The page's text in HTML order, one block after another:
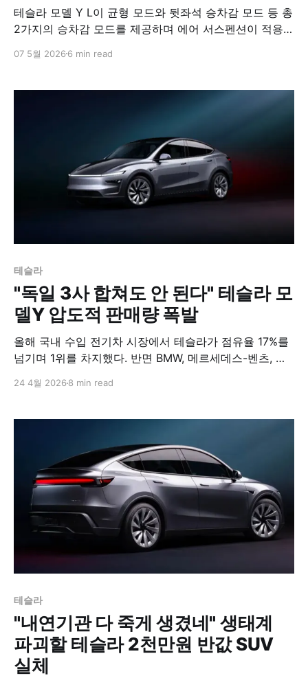
테슬라 모델 Y L이 균형 모드와 뒷좌석 승차감 모드 등 총
2가지의 승차감 모드를 제공하며 에어 서스펜션이 적용된
주행 테스트에서 과속 방지턱과 불쾌한 거친 노면을 지날
드러운 주행감 개선을 보여줬다.
07 5월 2026 6 min read
테슬라
"독일 3사 합쳐도 안 된다" 테슬라 모
델Y 압도적 판매량 폭발
올해 국내 수입 전기차 시장에서 테슬라가 점유율 17%를
넘기며 1위를 차지했다. 반면 BMW, 메르세데스-벤츠, 아
로 나타났다. 특히 테슬라 '모델Y' 단일 차종의 판매량이
24 4월 2026 8 min read
테슬라
"내연기관 다 죽게 생겼네" 생태계
파괴할 테슬라 2천만원 반값 SUV
실체